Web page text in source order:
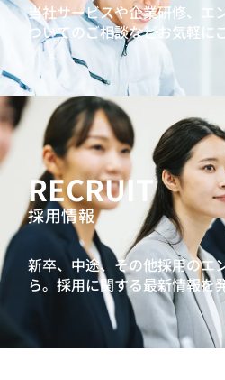
当社サービスや企業研修、エ
ついてのご相談などお気軽に
RECRUIT
採用情報
新卒、中途、その他採用のエ
ら。採用に関する最新情報を